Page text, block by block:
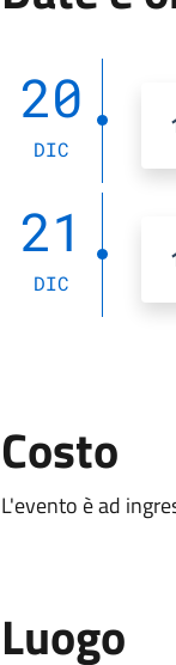
20
DIC
21
DIC
Costo
L'evento è ad
Luogo